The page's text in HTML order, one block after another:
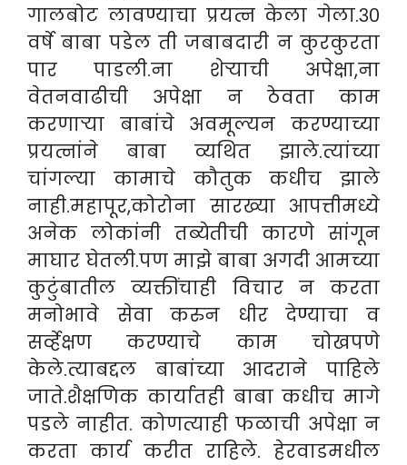
गालबोट लावण्याचा प्रयत्न केला गेला.३०
वर्षे बाबा पडेल ती जबाबदारी न कुरकुरता
पार पाडली.ना शेऱ्याची अपेक्षा,ना
वेतनवाढीची अपेक्षा न ठेवता काम
करणाऱ्या बाबांचे अवमूल्यन करण्याच्या
प्रयत्नांने बाबा व्यथित झाले.त्यांच्या
चांगल्या कामाचे कौतुक कधीच झाले
नाही.महापूर,कोरोना सारख्या आपत्तीमध्ये
अनेक लोकांनी तब्येतीची कारणे सांगून
माघार घेतली.पण माझे बाबा अगदी आमच्या
कुटुंबातील व्यक्तींचाही विचार न करता
मनोभावे सेवा करुन धीर देण्याचा व
सर्व्हेक्षण करण्याचे काम चोखपणे
केले.त्याबद्दल बाबांच्या आदराने पाहिले
जाते.शैक्षणिक कार्यातही बाबा कधीच मागे
पडले नाहीत. कोणत्याही फळाची अपेक्षा न
करता कार्य करीत राहिले. हेरवाडमधील